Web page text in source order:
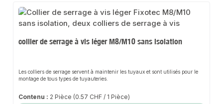
professionnelle - livraison rapide - service client personnalisé et fiable -
100% de satisfaction.
collier de serrage à vis léger M8/M10 sans isolation
Les colliers de serrage servent à maintenir les tuyaux et sont utilisés pour le
montage de tous types de tuyauteries.
Contenu : 2 Pièce (0.57 CHF / 1 Pièce)